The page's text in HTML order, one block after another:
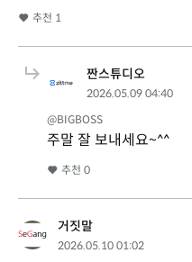
추천 1
짠스튜디오
2026.05.09 04:40
@BIGBOSS
주말 잘 보내세요~^^
추천 0
거짓말
2026.05.10 01:02